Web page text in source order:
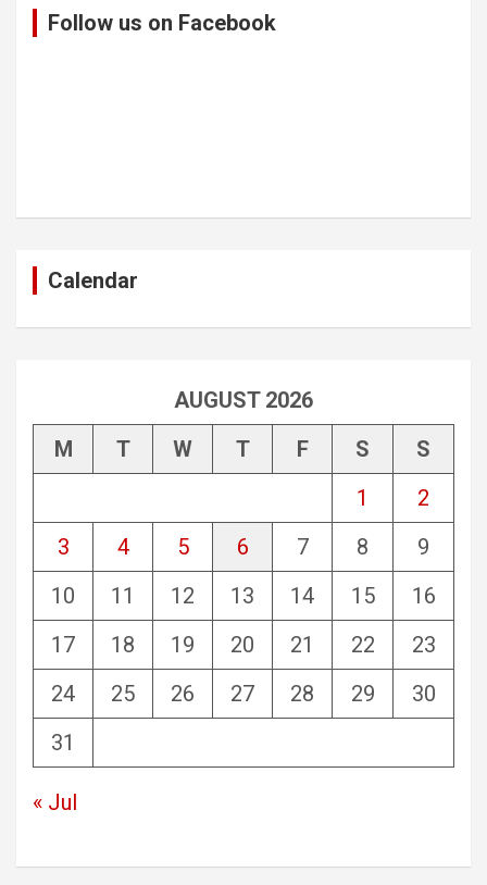
Follow us on Facebook
Calendar
AUGUST 2026
M
T W T F S
S
1
2
3
4 5 6 7 8
9
10
11 12 13 14 15
16
17
18 19 20 21 22
23
24
25 26 27 28 29
30
31
« Jul